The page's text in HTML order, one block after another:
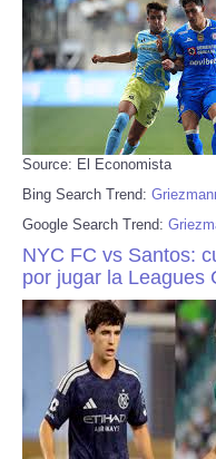
Source: El Economista
Bing Search Trend:
Google Search Trend:
NYC FC vs Santos:
por jugar la Leagues